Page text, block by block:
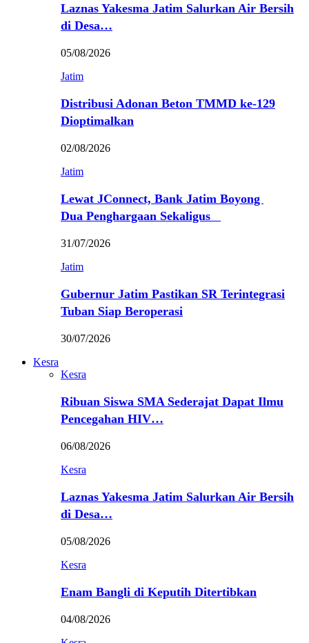
Laznas Yakesma Jatim Salurkan Air Bersih
di Desa…
05/08/2026
Jatim
Distribusi Adonan Beton TMMD ke-129
Dioptimalkan
02/08/2026
Jatim
Lewat JConnect, Bank Jatim Boyong
Dua Penghargaan Sekaligus
31/07/2026
Jatim
Gubernur Jatim Pastikan SR Terintegrasi
Tuban Siap Beroperasi
30/07/2026
Kesra
Kesra
Ribuan Siswa SMA Sederajat Dapat Ilmu
Pencegahan HIV…
06/08/2026
Kesra
Laznas Yakesma Jatim Salurkan Air Bersih
di Desa…
05/08/2026
Kesra
Enam Bangli di Keputih Ditertibkan
04/08/2026